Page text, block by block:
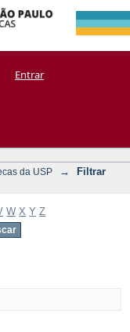
Entrar
da USP →
Filtrar
W X Y Z